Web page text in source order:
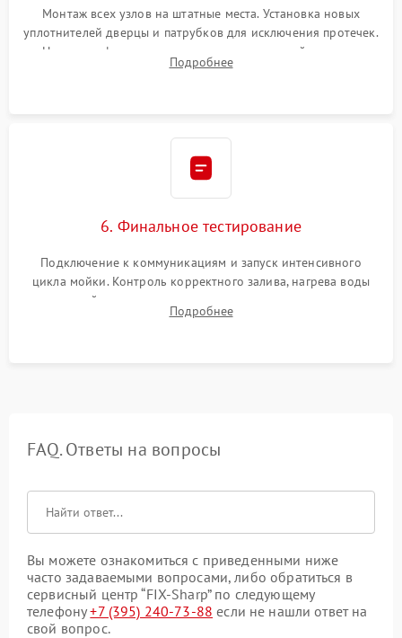
Монтаж всех узлов на штатные места. Установка новых
уплотнителей дверцы и патрубков для исключения протечек.
Надежная фиксация хомутов гидравлической системы,
сборка корпуса и установка датчика поплавка.
Подробнее
6. Финальное тестирование
Подключение к коммуникациям и запуск интенсивного
цикла мойки. Контроль корректного залива, нагрева воды
до нужной температуры, отсутствия посторонних шумов,
штатного слива и абсолютной сухости в поддоне.
Подробнее
FAQ. Ответы на вопросы
Вы можете ознакомиться с приведенными ниже
часто задаваемыми вопросами, либо обратиться в
сервисный центр “FIX-Sharp” по следующему
телефону+7 (395) 240-73-88 если не нашли ответ на
свой вопрос.